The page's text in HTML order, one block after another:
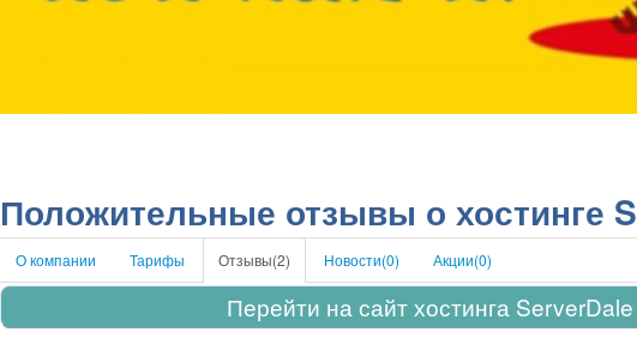
Положительные отзывы о хостинге
О компании Тарифы Отзывы(2) Новости(0) Акции(0)
Перейти на сайт хостинга ServerDale